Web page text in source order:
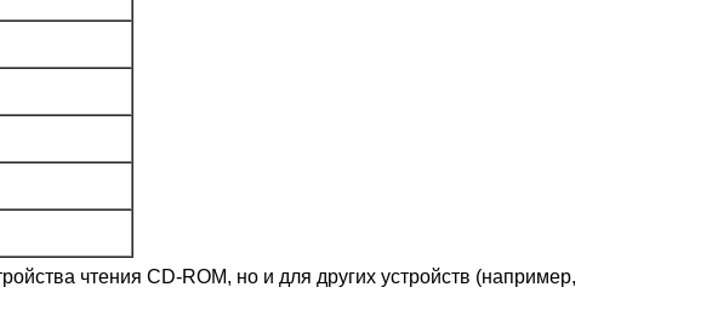
чтения CD-ROM, но и для других устройств (например,